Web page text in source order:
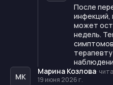
После
инфекций,
может
недель.
МК
Марина Козлова·
19 июня 2026 г.